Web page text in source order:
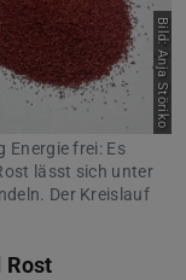
Bild: Anja Störiko
Energie frei: Es
lässt sich unter
Der Kreislauf
Rost